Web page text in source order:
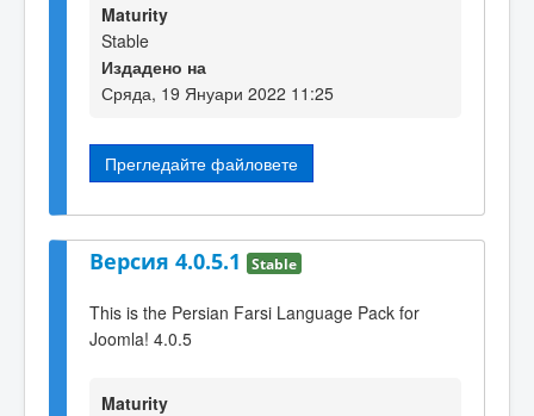
Maturity
Stable
Издадено на
Сряда, 19 Януари 2022 11:25
Прегледайте файловете
Версия 4.0.5.1 Stable
This is the Persian Farsi Language Pack for
Joomla! 4.0.5
Maturity